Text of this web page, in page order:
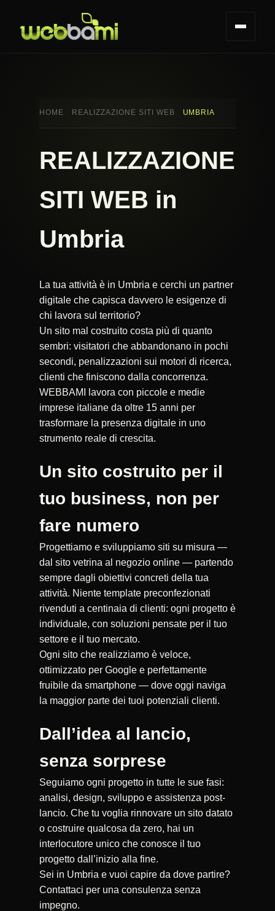
HOME REALIZZAZIONE SITI WEB UMBRIA
REALIZZAZIONE
SITI WEB in
Umbria
La tua attività è in Umbria e cerchi un partner
digitale che capisca davvero le esigenze di
chi lavora sul territorio?
Un sito mal costruito costa più di quanto
sembri: visitatori che abbandonano in pochi
secondi, penalizzazioni sui motori di ricerca,
clienti che finiscono dalla concorrenza.
WEBBAMI lavora con piccole e medie
imprese italiane da oltre 15 anni per
trasformare la presenza digitale in uno
strumento reale di crescita.
Un sito costruito per il
tuo business, non per
fare numero
Progettiamo e sviluppiamo siti su misura —
dal sito vetrina al negozio online — partendo
sempre dagli obiettivi concreti della tua
attività. Niente template preconfezionati
rivenduti a centinaia di clienti: ogni progetto è
individuale, con soluzioni pensate per il tuo
settore e il tuo mercato.
Ogni sito che realizziamo è veloce,
ottimizzato per Google e perfettamente
fruibile da smartphone — dove oggi naviga
la maggior parte dei tuoi potenziali clienti.
Dall’idea al lancio,
senza sorprese
Seguiamo ogni progetto in tutte le sue fasi:
analisi, design, sviluppo e assistenza post-
lancio. Che tu voglia rinnovare un sito datato
o costruire qualcosa da zero, hai un
interlocutore unico che conosce il tuo
progetto dall’inizio alla fine.
Sei in Umbria e vuoi capire da dove partire?
Contattaci per una consulenza senza
impegno.